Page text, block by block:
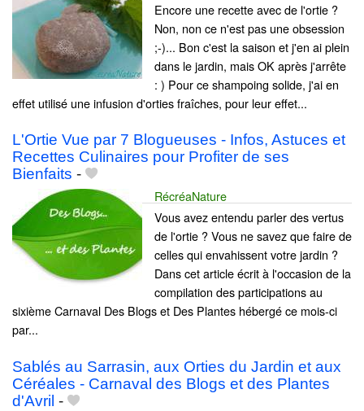
Encore une recette avec de l'ortie ?
Non, non ce n'est pas une obsession
;-)... Bon c'est la saison et j'en ai plein
dans le jardin, mais OK après j'arrête
: ) Pour ce shampoing solide, j'ai en
effet utilisé une infusion d'orties fraîches, pour leur effet...
L'Ortie Vue par 7 Blogueuses - Infos, Astuces et
Recettes Culinaires pour Profiter de ses
Bienfaits -
RécréaNature
Vous avez entendu parler des vertus
de l'ortie ? Vous ne savez que faire de
celles qui envahissent votre jardin ?
Dans cet article écrit à l'occasion de la
compilation des participations au
sixième Carnaval Des Blogs et Des Plantes hébergé ce mois-ci
par...
Sablés au Sarrasin, aux Orties du Jardin et aux
Céréales - Carnaval des Blogs et des Plantes
d'Avril -